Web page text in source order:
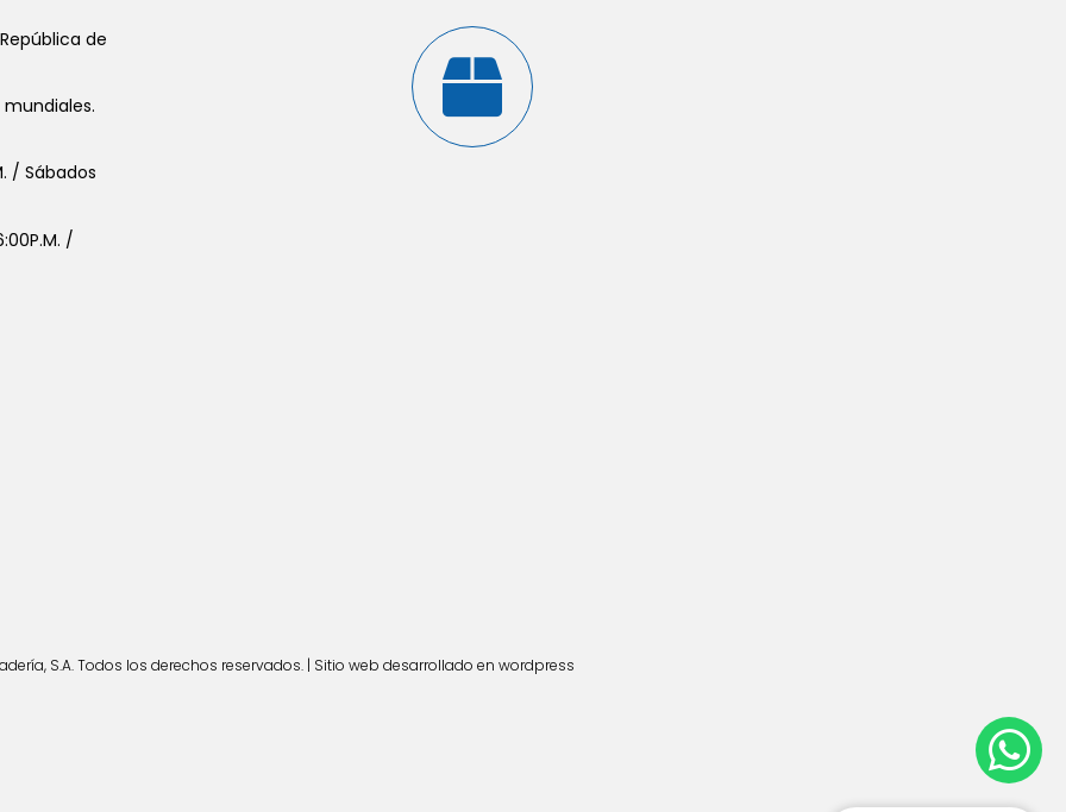
de
/ Sábados
/
S.A. Todos los derechos reservados. | Sitio web desarrollado en wordpress